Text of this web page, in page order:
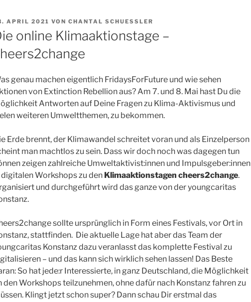
APRIL 2021 VON CHANTAL SCHUESSLER
online Klimaaktionstage –
genau machen eigentlich FridaysForFuture und wie sehen
von Extinction Rebellion aus? Am 7. und 8. Mai hast Du die
Antworten auf Deine Fragen zu Klima-Aktivismus und
weiteren Umweltthemen, zu bekommen.
Erde brennt, der Klimawandel schreitet voran und als Einzelperson
man machtlos zu sein. Dass wir doch noch was dagegen tun
zeigen zahlreiche Umweltaktivist:innen und Impulsgeber:innen
digitalen Workshops zu den Klimaaktionstagen cheers2change.
und durchgeführt wird das ganze von der youngcaritas
sollte ursprünglich in Form eines Festivals, vor Ort in
stattfinden. Die aktuelle Lage hat aber das Team der
Konstanz dazu veranlasst das komplette Festival zu
– und das kann sich wirklich sehen lassen! Das Beste
So hat jede:r Interessierte, in ganz Deutschland, die Möglichkeit
den Workshops teilzunehmen, ohne dafür nach Konstanz fahren zu
Klingt jetzt schon super? Dann schau Dir erstmal das